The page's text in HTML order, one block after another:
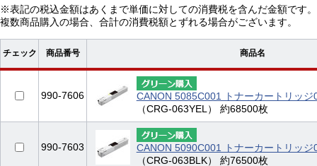
※表記の税込金額はあくまで単価に対しての消費税を含んだ金額です。
複数商品購入の場合、合計の消費税額とずれる場合がございます。
チェック 商品番号 商品名
990-7606
CANON 5085C001 トナーカートリッ
（CRG-063YEL） 約68500枚
990-7603
CANON 5090C001 トナーカートリッ
（CRG-063BLK） 約76500枚